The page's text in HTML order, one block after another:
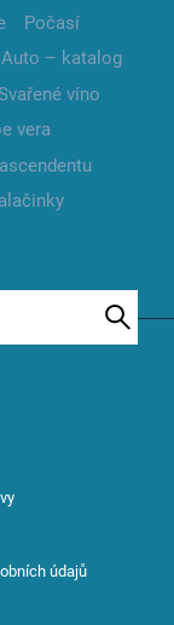
Počasí
Auto – katalog
víno
vera
údajů